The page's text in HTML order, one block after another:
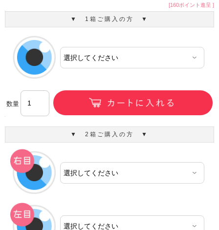
[160ポイント進呈 ]
▼ 1箱ご購入の方 ▼
数量
▼ 2箱ご購入の方 ▼